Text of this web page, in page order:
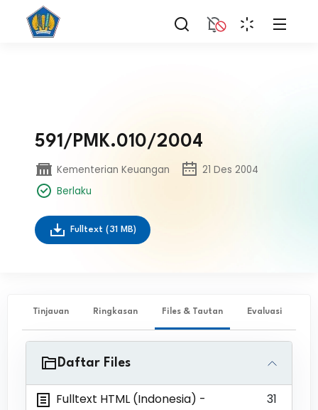
591/PMK.010/2004
Kementerian Keuangan
21 Des 2004
Berlaku
Fulltext (31 MB)
Tinjauan Ringkasan Files & Tautan Evaluasi
Daftar Files
Fulltext HTML (Indonesia) -
31